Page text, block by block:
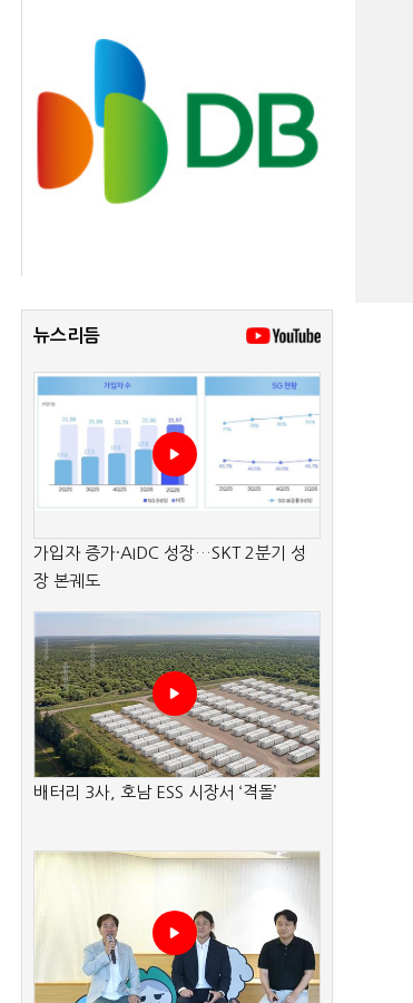
뉴스리듬
가입자 증가·AIDC 성장…SKT 2분기 성
장 본궤도
배터리 3사, 호남 ESS 시장서 ‘격돌’